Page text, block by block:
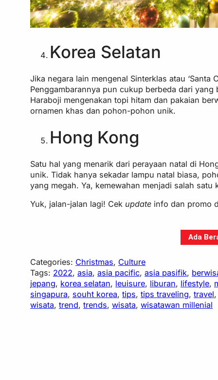
Korea Selatan
Jika negara lain mengenal Sinterklas atau ‘Santa
Penggambarannya pun cukup berbeda dari yang
Haraboji mengenakan topi hitam dan pakaian
ornamen khas dan pohon-pohon unik.
Hong Kong
Satu hal yang menarik dari perayaan natal di
unik. Tidak hanya sekadar lampu natal biasa,
yang megah. Ya, kemewahan menjadi salah
Yuk, jalan-jalan lagi! Cek update info dan promo
Ada
Categories: Christmas, Culture
Tags: 2022, asia, asia pacific, asia pasifik,
jepang, korea selatan, leuisure, liburan, lifestyle,
singapura, souht korea, tips, tips traveling, travel
wisata, trend, trends, wisata, wisatawan millenial